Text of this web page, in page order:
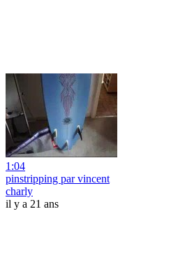
1:04
pinstripping par vincent
charly
il y a 21 ans